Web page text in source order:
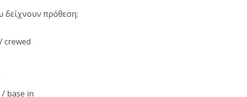
δείχνουν πρόθεση:
crewed
base in